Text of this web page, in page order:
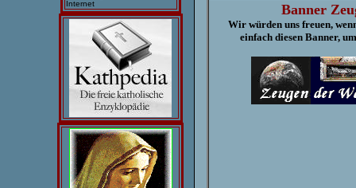
Internet
Banner
Wir würden uns freuen,
einfach diesen Banner,